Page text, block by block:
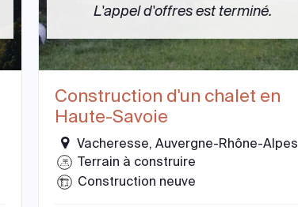
L'appel d'offres est terminé.
Construction d'un chalet en
Haute-Savoie
Vacheresse, Auvergne-Rhône-Alpes
Terrain à construire
Construction neuve